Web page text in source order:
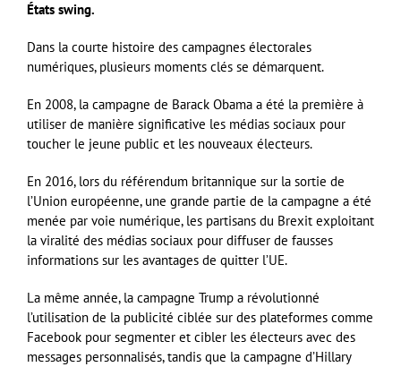
États swing.
Dans la courte histoire des campagnes électorales
numériques, plusieurs moments clés se démarquent.
En 2008, la campagne de Barack Obama a été la première à
utiliser de manière significative les médias sociaux pour
toucher le jeune public et les nouveaux électeurs.
En 2016, lors du référendum britannique sur la sortie de
l’Union européenne, une grande partie de la campagne a été
menée par voie numérique, les partisans du Brexit exploitant
la viralité des médias sociaux pour diffuser de fausses
informations sur les avantages de quitter l’UE.
La même année, la campagne Trump a révolutionné
l’utilisation de la publicité ciblée sur des plateformes comme
Facebook pour segmenter et cibler les électeurs avec des
messages personnalisés, tandis que la campagne d’Hillary